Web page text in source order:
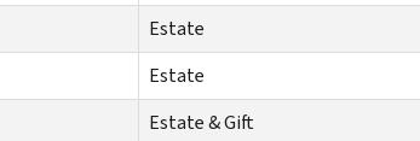
Estate
Estate
Estate & Gift